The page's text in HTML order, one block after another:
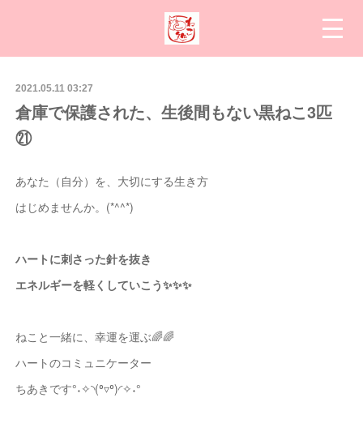
2021.05.11 03:27
倉庫で保護された、生後間もない黒ねこ3匹
㉑
あなた（自分）を、大切にする生き方
はじめませんか。(*^^*)
ハートに刺さった針を抜き
エネルギーを軽くしていこう✨✨✨
ねこと一緒に、幸運を運ぶ🌈🌈
ハートのコミュニケーター
ちあきです°˖✧◝(⁰▿⁰)◜✧˖°